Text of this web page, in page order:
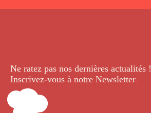
Ne ratez pas nos dernières actualités !
Inscrivez-vous à notre Newsletter.